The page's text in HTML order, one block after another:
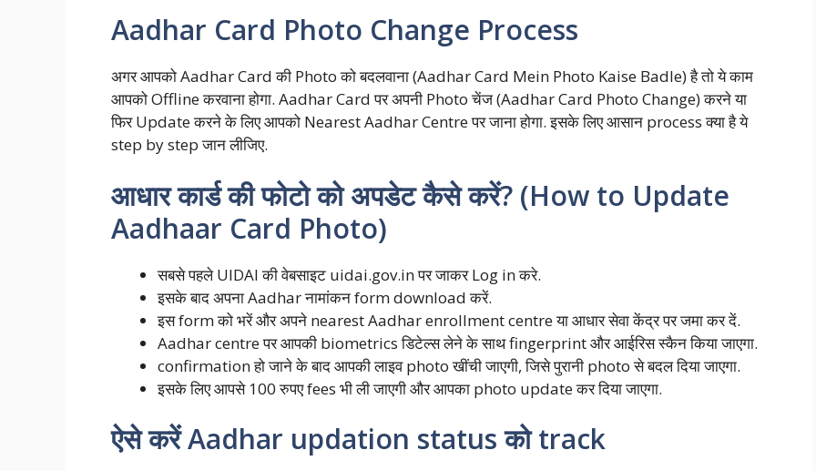
Aadhar Card Photo Change Process
अगर आपको Aadhar Card की Photo को बदलवाना (Aadhar Card Mein Photo Kaise Badle) है तो ये काम
आपको Offline करवाना होगा. Aadhar Card पर अपनी Photo चेंज (Aadhar Card Photo Change) करने या
फिर Update करने के लिए आपको Nearest Aadhar Centre पर जाना होगा. इसके लिए आसान process क्या है ये
step by step जान लीजिए.
आधार कार्ड की फोटो को अपडेट कैसे करें? (How to Update
Aadhaar Card Photo)
सबसे पहले UIDAI की वेबसाइट uidai.gov.in पर जाकर Log in करे.
इसके बाद अपना Aadhar नामांकन form download करें.
इस form को भरें और अपने nearest Aadhar enrollment centre या आधार सेवा केंद्र पर जमा कर दें.
Aadhar centre पर आपकी biometrics डिटेल्स लेने के साथ fingerprint और आईरिस स्कैन किया जाएगा.
confirmation हो जाने के बाद आपकी लाइव photo खींची जाएगी, जिसे पुरानी photo से बदल दिया जाएगा.
इसके लिए आपसे 100 रुपए fees भी ली जाएगी और आपका photo update कर दिया जाएगा.
ऐसे करें Aadhar updation status को track